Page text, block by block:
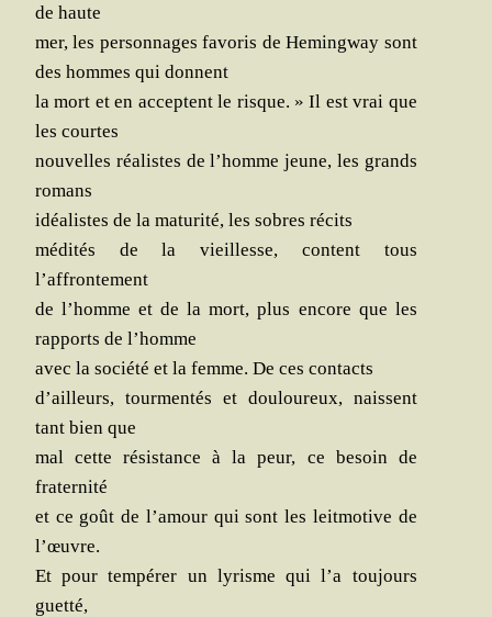
de haute
mer, les per­son­nages favo­ris de Heming­way sont
des hommes qui donnent
la mort et en acceptent le risque. » Il est vrai que
les courtes
nou­velles réa­listes de l’homme jeune, les grands
romans
idéa­listes de la matu­ri­té, les sobres récits
médi­tés de la vieillesse, content tous
l’affrontement
de l’homme et de la mort, plus encore que les
rap­ports de l’homme
avec la socié­té et la femme. De ces contacts
d’ailleurs, tour­men­tés et dou­lou­reux, naissent
tant bien que
mal cette résis­tance à la peur, ce besoin de
fraternité
et ce goût de l’amour qui sont les leit­mo­tive de
l’œuvre.
Et pour tem­pé­rer un lyrisme qui l’a tou­jours
guetté,